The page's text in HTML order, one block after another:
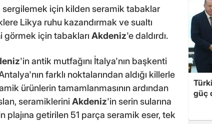
sergilemek için kilden seramik tabaklar
Likya ruhu kazandırmak ve sualtı
görmek için tabakları Akdeniz'e daldırdı.
'in antik mutfağını İtalya'nın başkenti
farklı noktalarından aldığı killerle
ürünlerin tamamlanmasının ardından
seramikleriniAkdeniz'in serin sularına
plajına getirilen 51 parça seramik eser, tek
güç